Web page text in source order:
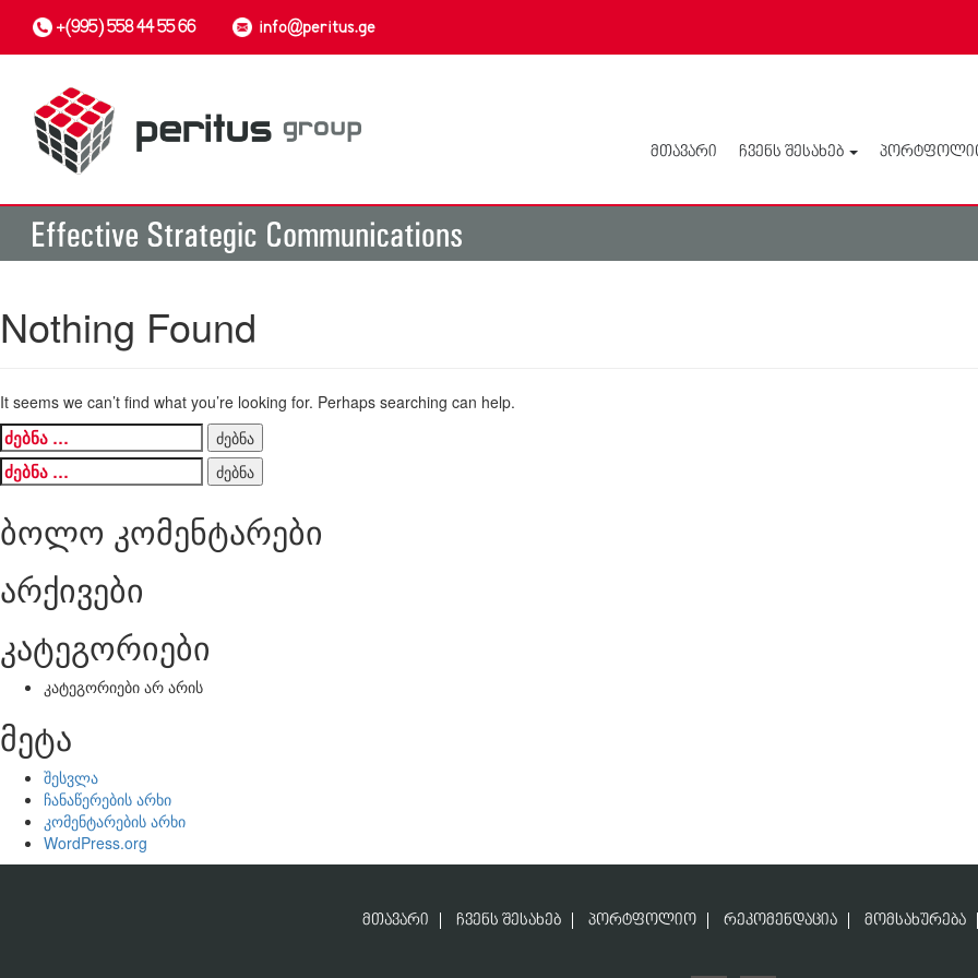
+(995) 558 44 55 66 info@peritus.ge
ᲛᲗᲐᲕᲐᲠᲘ ᲩᲕᲔᲜᲡ ᲨᲔᲡᲐᲮᲔᲑ
Nothing Found
It seems we can’t find what you’re looking for. Perhaps searching can help.
ძებნა:
ძებნა:
ბოლო კომენტარები
არქივები
კატეგორიები
კატეგორიები არ არის
მეტა
შესვლა
ჩანაწერების არხი
კომენტარების არხი
WordPress.org
ᲛᲗᲐᲕᲐᲠᲘ ᲩᲕᲔᲜᲡ ᲨᲔᲡᲐᲮᲔᲑ ᲞᲝᲠᲢᲤᲝᲚᲘᲝ ᲠᲔᲙᲝᲛᲔᲜᲓᲐᲪᲘᲐ ᲛᲝᲛᲡᲐᲮᲣᲠᲔᲑᲐ